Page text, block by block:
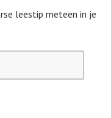
leestip meteen in je